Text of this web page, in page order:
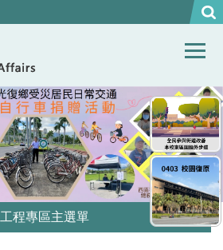
工程專區主選單